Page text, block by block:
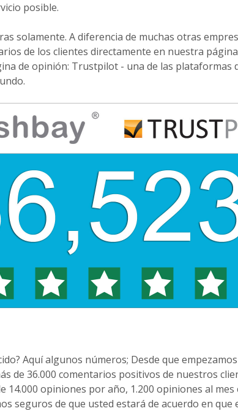
posible.
solamente. A diferencia de muchas otras
de los clientes directamente en nuestra
de opinión: Trustpilot - una de las plataformas
Aquí algunos números; Desde que
de 36.000 comentarios positivos de nuestros
14.000 opiniones por año, 1.200 opiniones al
seguros de que usted estará de acuerdo en